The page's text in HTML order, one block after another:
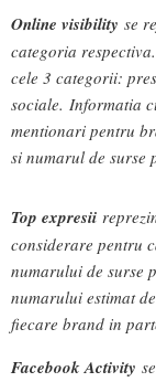
Online visibility se
categoria
cele 3 categorii:
sociale. Informatia
mentionari pentru
si numarul de surse
Top expresii
considerare pentru
numarului de surse
numarului estimat
fiecare brand in
Facebook Activity